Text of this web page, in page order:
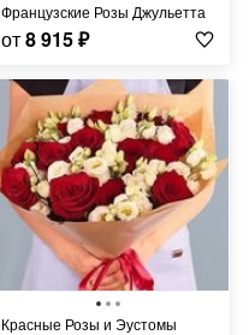
Французские Розы Джульетта
от8 915₽
Красные Розы и Эустомы